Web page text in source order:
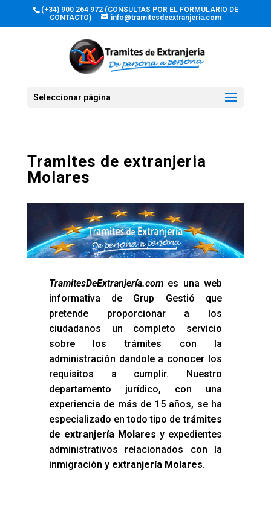
(+34) 900 264 972 (CONSULTAS POR EL FORMULARIO DE
CONTACTO)
info@tramitesdeextranjeria.com
Seleccionar página
Tramites de extranjeria
Molares
TramitesDeExtranjería.comes una web
informativa de Grup Gestió que
pretende proporcionar a los
ciudadanos un completo servicio
sobre los trámites con la
administración dandole a conocer los
requisitos a cumplir. Nuestro
departamento jurídico, con una
experiencia de más de 15 años, se ha
especializado en todo tipo detrámites
de extranjería Molares y expedientes
administrativos relacionados con la
inmigración y extranjería Molares.